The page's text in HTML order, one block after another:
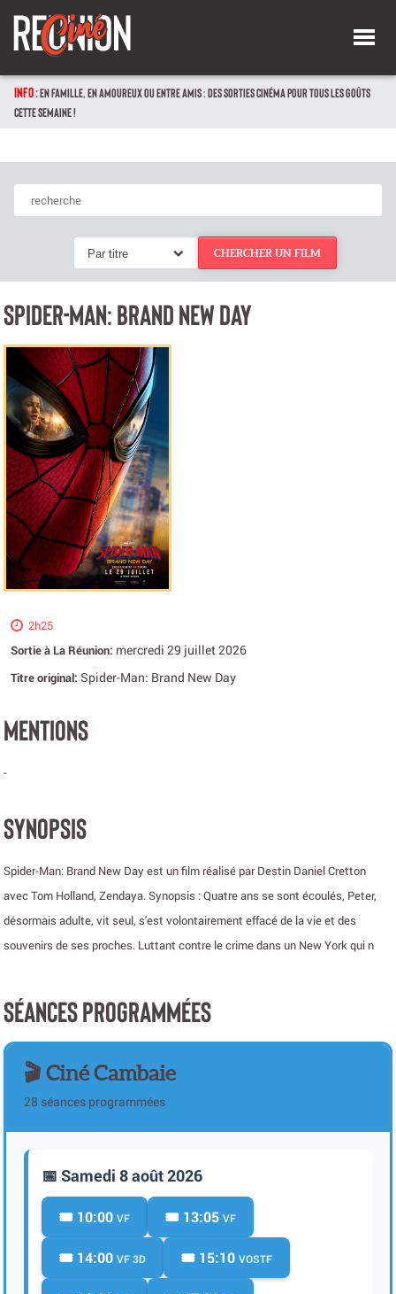
INFO :EN FAMILLE, EN AMOUREUX OU ENTRE AMIS : DES SORTIES CINÉMA POUR TOUS LES GOÛTS
CETTE SEMAINE !
Par titre CHERCHER UN FILM
SPIDER-MAN: BRAND NEW DAY
2h25
Sortie à La Réunion: mercredi 29 juillet 2026
Titre original: Spider-Man: Brand New Day
MENTIONS
-
SYNOPSIS
Spider-Man: Brand New Day est un film réalisé par Destin Daniel Cretton
avec Tom Holland, Zendaya. Synopsis : Quatre ans se sont écoulés, Peter,
désormais adulte, vit seul, s'est volontairement effacé de la vie et des
souvenirs de ses proches. Luttant contre le crime dans un New York qui n
SÉANCES PROGRAMMÉES
🎬 Ciné Cambaie
28 séances programmées
📅 Samedi 8 août 2026
🎟️ 10:00 VF 🎟️ 13:05 VF
🎟️ 14:00 VF 3D 🎟️ 15:10 VOSTF